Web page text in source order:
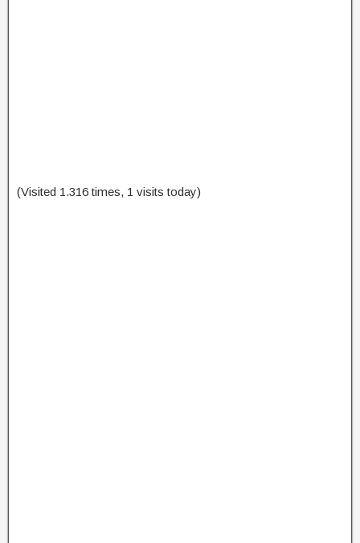
(Visited 1.316 times, 1 visits today)